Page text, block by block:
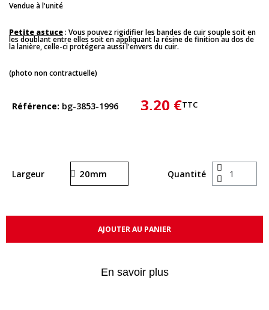
Vendue à l'unité
Petite astuce: Vous pouvez rigidifier les bandes de cuir souple soit en
les doublant entre elles soit en appliquant la résine de finition au dos de
la lanière, celle-ci protégera aussi l'envers du cuir.
(photo non contractuelle)
Référence bg-3853-1996 3,20 €TTC
Largeur Quantité
AJOUTER AU PANIER
En savoir plus